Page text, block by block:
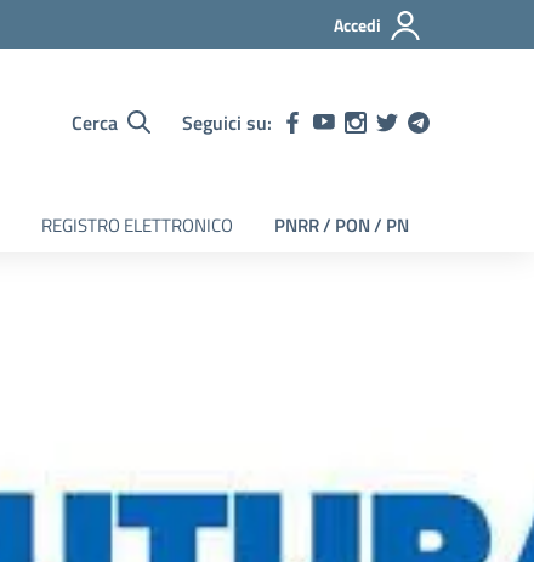
Accedi
Cerca Seguici su:
REGISTRO ELETTRONICO PNRR / PON / PN